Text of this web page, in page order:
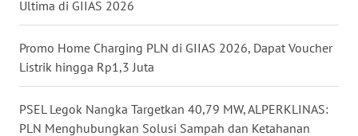
Ultima di GIIAS 2026
Promo Home Charging PLN di GIIAS 2026, Dapat Voucher
Listrik hingga Rp1,3 Juta
PSEL Legok Nangka Targetkan 40,79 MW, ALPERKLINAS:
PLN Menghubungkan Solusi Sampah dan Ketahanan
TENGAH
WN DELI
SERDANG
WN
TEBING